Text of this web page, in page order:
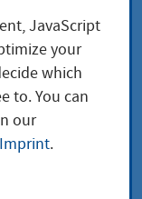
JavaScript
your
which
to. You can
our
Imprint.